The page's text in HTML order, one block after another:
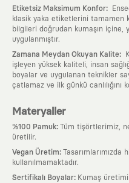
Etiketsiz Maksimum Konfor:
klasik yaka etiketlerini tamamen
bilgileri doğrudan kumaşın içine,
uygulanmıştır.
Zamana Meydan Okuyan Kalite:
işleyen yüksek kaliteli, insan
boyalar ve uygulanan teknikler
çatlamaz ve ilk günkü canlılığını
Materyaller
%100 Pamuk: Tüm tişörtlerimiz,
üretilir.
Vegan Üretim: Tasarımlarımızda
kullanılmamaktadır.
Sertifikalı Boyalar: Kumaş